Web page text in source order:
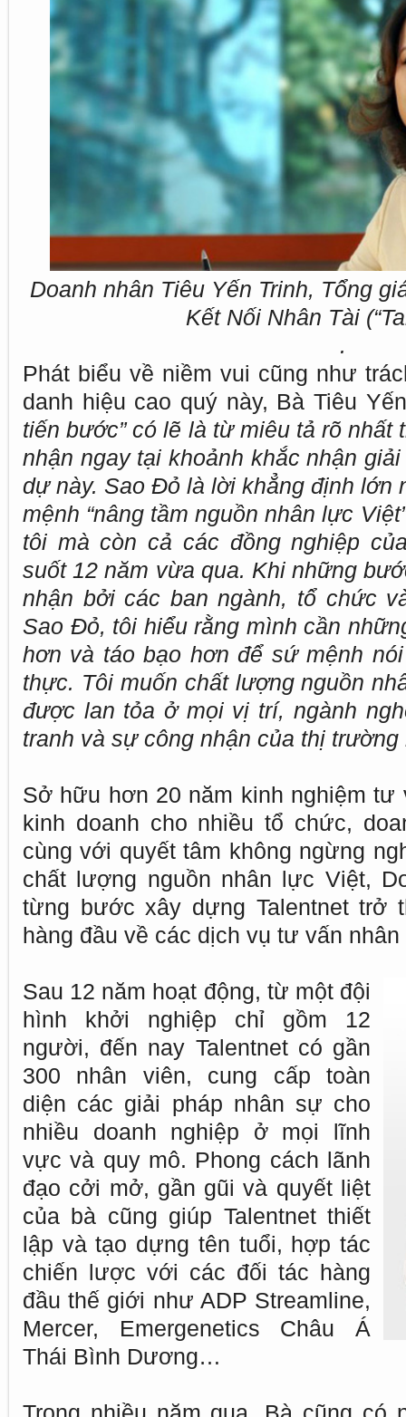
Doanh nhân Tiêu Yến Trinh, Tổng
Kết Nối Nhân Tài
.
Phát biểu về niềm vui cũng như
danh hiệu cao quý này, Bà Tiêu
tiến bước” có lẽ là từ miêu tả rõ nhất
nhận ngay tại khoảnh khắc nhận
dự này. Sao Đỏ là lời khẳng định lớn
mệnh “nâng tầm nguồn nhân lực
tôi mà còn cả các đồng nghiệp
suốt 12 năm vừa qua. Khi những
nhận bởi các ban ngành, tổ chức
Sao Đỏ, tôi hiểu rằng mình cần
hơn và táo bạo hơn để sứ mệnh
thực. Tôi muốn chất lượng nguồn
được lan tỏa ở mọi vị trí, ngành
tranh và sự công nhận của thị
Sở hữu hơn 20 năm kinh nghiệm
kinh doanh cho nhiều tổ chức,
cùng với quyết tâm không ngừng
chất lượng nguồn nhân lực Việt,
từng bước xây dựng Talentnet trở
hàng đầu về các dịch vụ tư vấn
Sau 12 năm hoạt động, từ một đội
hình khởi nghiệp chỉ gồm 12
người, đến nay Talentnet có gần
300 nhân viên, cung cấp toàn
diện các giải pháp nhân sự cho
nhiều doanh nghiệp ở mọi lĩnh
vực và quy mô. Phong cách lãnh
đạo cởi mở, gần gũi và quyết liệt
của bà cũng giúp Talentnet thiết
lập và tạo dựng tên tuổi, hợp tác
chiến lược với các đối tác hàng
đầu thế giới như ADP Streamline,
Mercer, Emergenetics Châu Á
Thái Bình Dương…